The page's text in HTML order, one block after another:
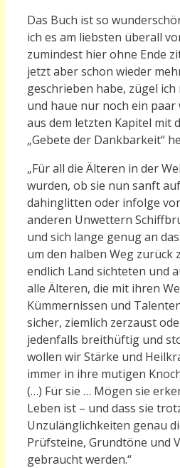
Das Buch ist so
ich es am liebsten überall
zumindest hier ohne Ende
jetzt aber schon wieder
geschrieben habe, zügel ich
und haue nur noch ein
aus dem letzten Kapitel mit
„Gebete der Dankbarkeit“
„Für all die Älteren in der
wurden, ob sie nun sanft
dahinglitten oder infolge
anderen Unwettern
und sich lange genug an
um den halben Weg zurück
endlich Land sichteten und
alle Älteren, die mit ihren
Kümmernissen und
sicher, ziemlich zerzaust
jedenfalls breithüftig und
wollen wir Stärke und
immer in ihre mutigen
(…) Für sie … Mögen sie
Leben ist – und dass sie
Unzulänglichkeiten genau
Prüfsteine, Grundtöne und
gebraucht werden.“